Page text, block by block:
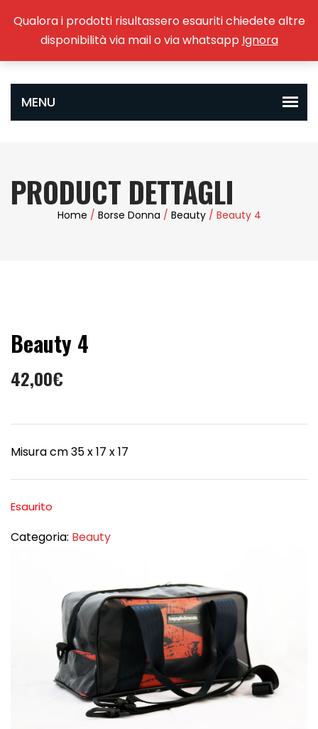
PRODUCT DETTAGLI
Home / Borse Donna / Beauty/ Beauty 4
Beauty 4
42,00€
Misura cm 35 x 17 x 17
Esaurito
Categoria: Beauty
Qualora i prodotti risultassero esauriti chiedete altre
disponibilità via mail o via whatsapp Ignora